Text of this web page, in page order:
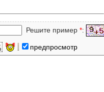
Решите пример *:
предпросмотр